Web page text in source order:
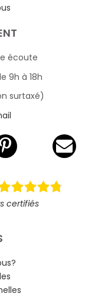
écoute
9h à 18h
surtaxé)
certifiés